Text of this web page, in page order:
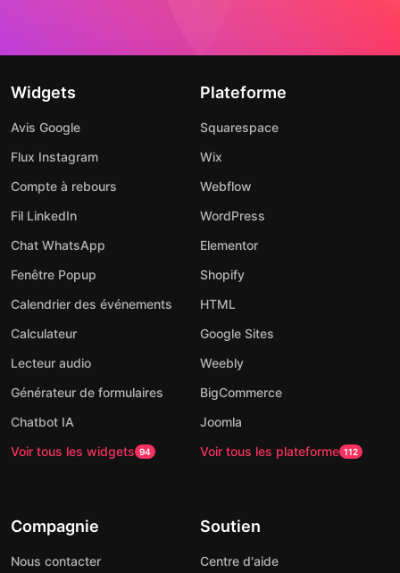
Widgets
Avis Google
Flux Instagram
Compte à rebours
Fil LinkedIn
Chat WhatsApp
Fenêtre Popup
Calendrier des événements
Calculateur
Lecteur audio
Générateur de formulaires
Chatbot IA
Voir tous les widgets 94
Plateforme
Squarespace
Wix
Webflow
WordPress
Elementor
Shopify
HTML
Google Sites
Weebly
BigCommerce
Joomla
Voir tous les plateforme 112
Compagnie
Nous contacter
Soutien
Centre d'aide